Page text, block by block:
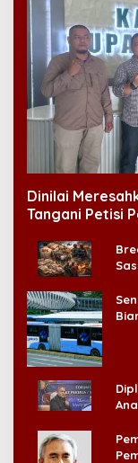
Dinilai
Tangani Petisi